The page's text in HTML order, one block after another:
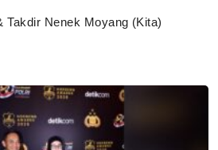
Takdir Nenek Moyang (Kita)